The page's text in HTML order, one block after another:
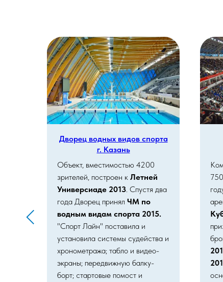
Дворец водных видов спорта
г. Казань
Объект, вместимостью 4200
зрителей, построен к Летней
Универсиаде 2013. Спустя два
года Дворец принял ЧМ по
водным видам спорта 2015.
"Спорт Лайн" поставила и
установила системы судейства и
хронометража; табло и видео-
экраны; передвижную балку-
борт; стартовые помост и